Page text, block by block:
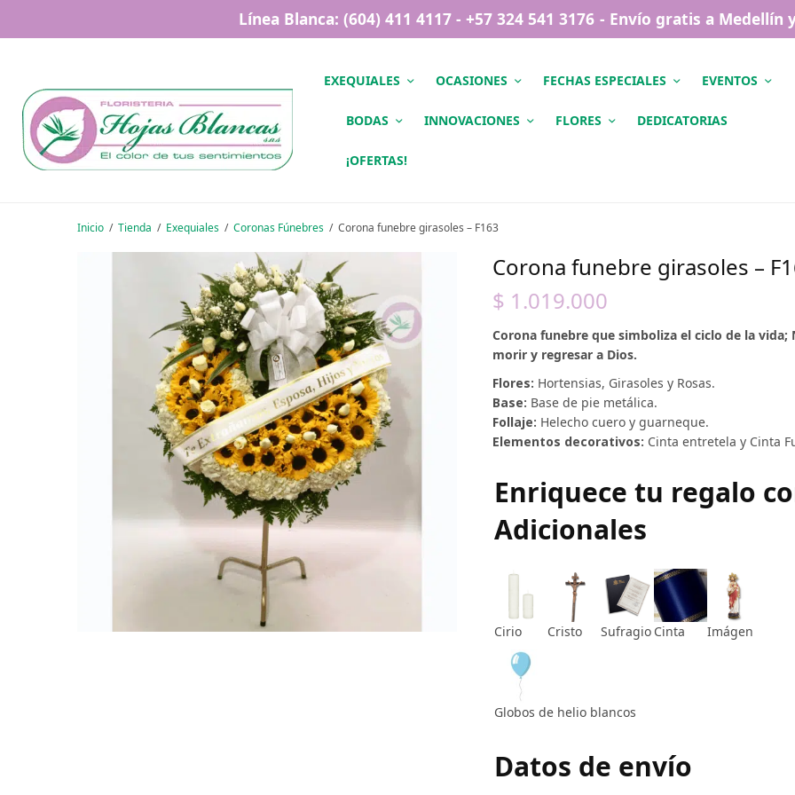
Línea Blanca: (604) 411 4117 - +57 324 541 3176 - Envío gratis a
EXEQUIALES OCASIONES FECHAS ESPECIALES EVENTOS
BODAS INNOVACIONES FLORES DEDICATORIAS
¡OFERTAS!
Inicio / Tienda / Exequiales / Coronas Fúnebres / Corona funebre girasoles – F163
Corona funebre girasoles –
$ 1.019.000
Corona funebre que simboliza el ciclo de la vida;
morir y regresar a Dios.
Flores: Hortensias, Girasoles y Rosas.
Base: Base de pie metálica.
Follaje: Helecho cuero y guarneque.
Elementos decorativos: Cinta entretela y Cinta
Enriquece tu regalo
Adicionales
Cirio Cristo Sufragio Cinta Imágen
Globos de helio blancos
Datos de envío